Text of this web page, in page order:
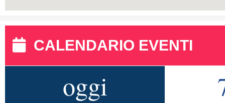
CALENDARIO EVENTI
oggi